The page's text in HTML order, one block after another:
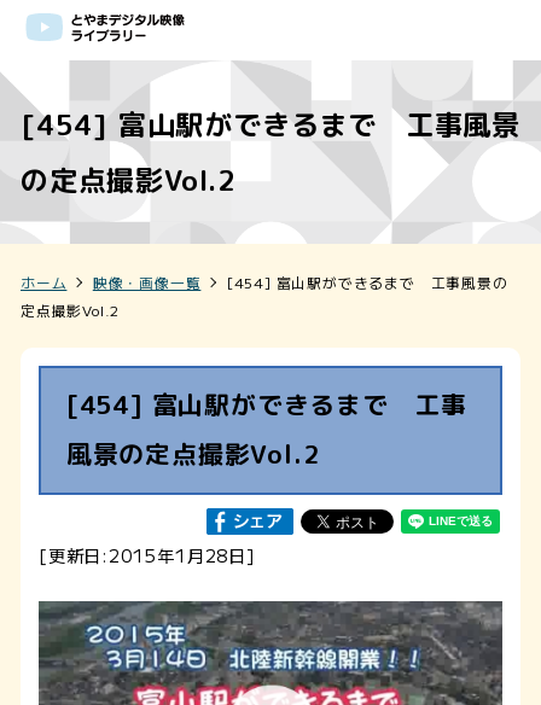
[454] 富山駅ができるまで 工事風景
の定点撮影Vol.2
ホーム 映像・画像一覧
[454] 富山駅ができるまで 工事風景の
定点撮影Vol.2
[454] 富山駅ができるまで 工事
風景の定点撮影Vol.2
[更新日:2015年1月28日]